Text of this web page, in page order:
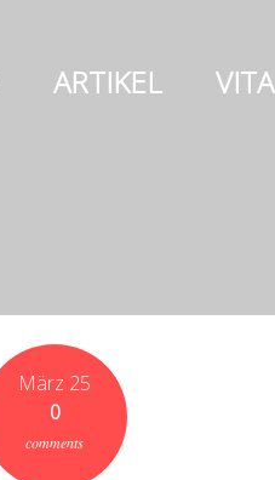
ARTIKEL VITA
März 25
0
comments